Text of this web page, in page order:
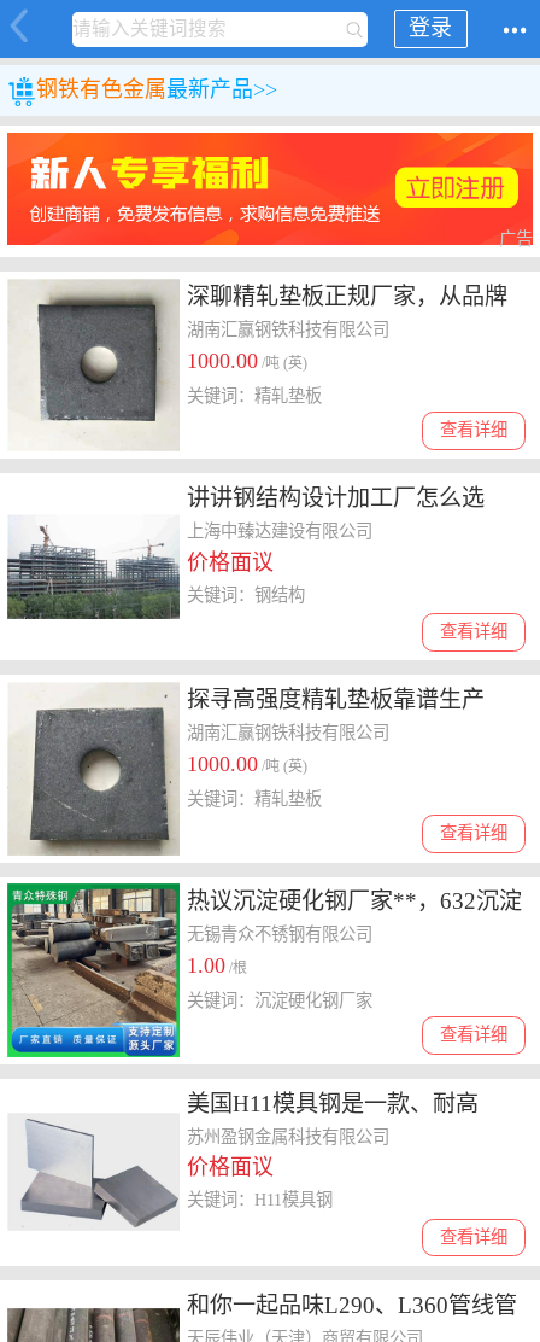
登录
钢铁有色金属最新产品>>
广告
深聊精轧垫板正规厂家，从品牌
到价格解读如何选择
湖南汇赢钢铁科技有限公司
1000.00 /吨 (英)
查看详细
关键词：精轧垫板
讲讲钢结构设计加工厂怎么选
择，哪家值得选有妙招
上海中臻达建设有限公司
价格面议
查看详细
关键词：钢结构
探寻高强度精轧垫板靠谱生产
商，怎么选择才正确？
湖南汇赢钢铁科技有限公司
1000.00 /吨 (英)
查看详细
关键词：精轧垫板
热议沉淀硬化钢厂家**，632沉淀
硬化钢厂家哪个性价比高
无锡青众不锈钢有限公司
1.00 /根
查看详细
关键词：沉淀硬化钢厂家
美国H11模具钢是一款、耐高
温、、高强度的热作模具钢
苏州盈钢金属科技有限公司
价格面议
查看详细
关键词：H11模具钢
和你一起品味L290、L360管线管
天辰伟业（天津）商贸有限公司